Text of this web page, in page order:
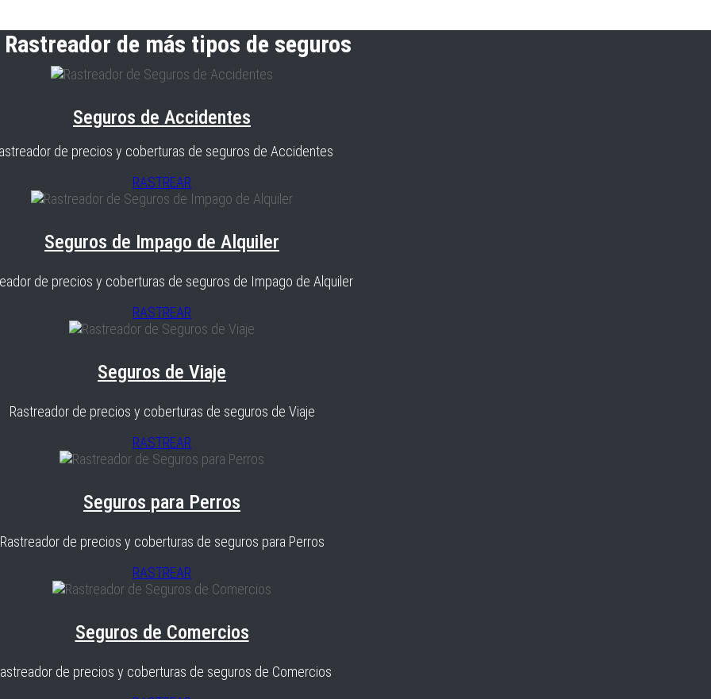
Rastreador de más tipos de seguros
Seguros de Accidentes
de precios y coberturas de seguros de Accidentes
RASTREAR
Seguros de Impago de Alquiler
de precios y coberturas de seguros de Impago de Alquiler
RASTREAR
Seguros de Viaje
Rastreador de precios y coberturas de seguros de Viaje
RASTREAR
Seguros para Perros
Rastreador de precios y coberturas de seguros para Perros
RASTREAR
Seguros de Comercios
de precios y coberturas de seguros de Comercios